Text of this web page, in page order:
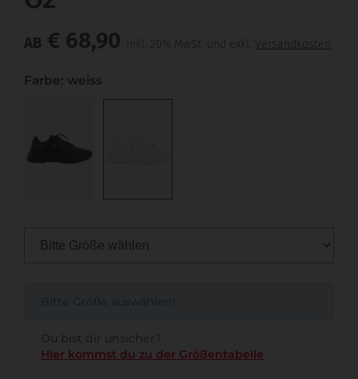
AB € 68,90 inkl. 20% MwSt. und exkl. Versandkosten
Farbe: weiss
Bitte Größe auswählen!
Du bist dir unsicher?
Hier kommst du zu der Größentabelle